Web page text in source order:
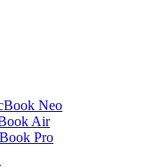
Neo
Air
Pro